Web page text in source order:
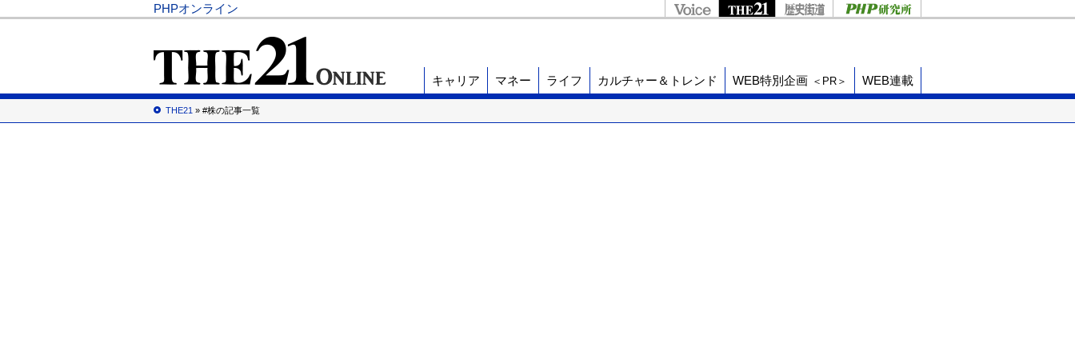
PHPオンライン
キャリア マネー ライフ カルチャー＆トレンド WEB特別企画 ＜PR＞ WEB連載
THE21 » #株の記事一覧